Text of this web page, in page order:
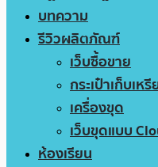
บทความ
รีวิวผลิตภัณฑ์
เว็บซื้อขาย
กระเป๋าเก็บเห
เครื่องขุด
เว็บขุดแบบ
ห้องเรียน